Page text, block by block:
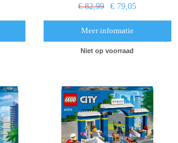
€ 82,99 € 79,05
Meer informatie
Niet op voorraad